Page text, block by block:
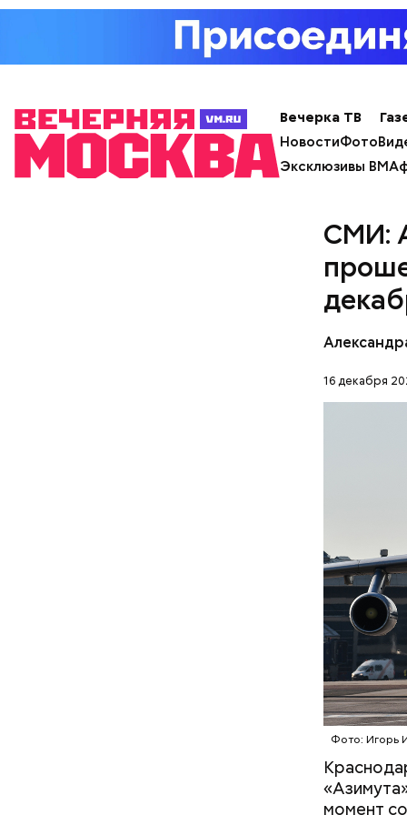
Вечерка ТВ
НовостиФото
Эксклюзивы ВМ
СМИ:
16 декабря
Фото: Игорь
момент
Фото:
А врач-